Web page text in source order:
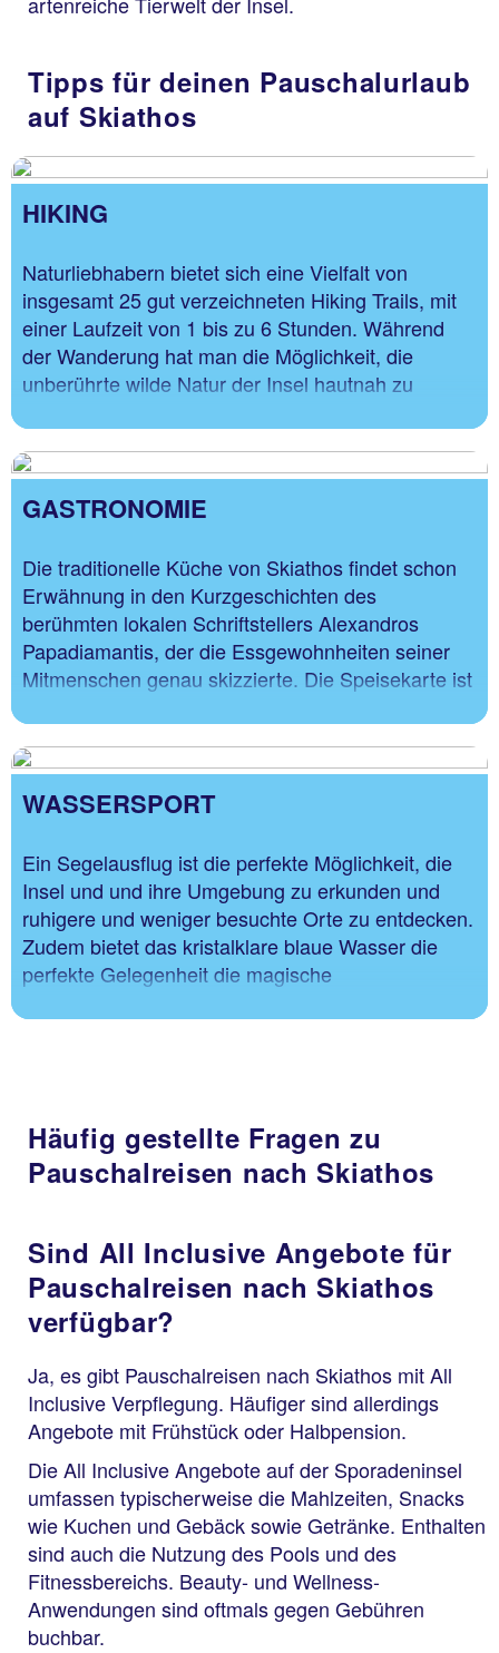
Tipps für deinen Pauschalurlaub
auf Skiathos
HIKING
Naturliebhabern bietet sich eine Vielfalt von
insgesamt 25 gut verzeichneten Hiking Trails, mit
einer Laufzeit von 1 bis zu 6 Stunden. Während
der Wanderung hat man die Möglichkeit, die
unberührte wilde Natur der Insel hautnah zu
Aussichten zu rasten und zu picknicken, die Ruhe
und natürlich Schönheit und weitestgehend
unentdeckte Orte zu erkunden.
GASTRONOMIE
Die traditionelle Küche von Skiathos findet schon
Erwähnung in den Kurzgeschichten des
berühmten lokalen Schriftstellers Alexandros
Papadiamantis, der die Essgewohnheiten seiner
Mitmenschen genau skizzierte. Die Speisekarte ist
verschiedensten Gemüsesorten, entstand eine
Küche, die es in keiner anderen Region
Griechenlands gibt.
WASSERSPORT
Ein Segelausflug ist die perfekte Möglichkeit, die
Insel und und ihre Umgebung zu erkunden und
ruhigere und weniger besuchte Orte zu entdecken.
Zudem bietet das kristalklare blaue Wasser die
perfekte Gelegenheit die magische
oder Bewegung am oder im tiefblauen Wasser
Häufig gestellte Fragen zu
Pauschalreisen nach Skiathos
Sind All Inclusive Angebote für
Pauschalreisen nach Skiathos
verfügbar?
Ja, es gibt Pauschalreisen nach Skiathos mit All
Inclusive Verpflegung. Häufiger sind allerdings
Angebote mit Frühstück oder Halbpension.
Die All Inclusive Angebote auf der Sporadeninsel
umfassen typischerweise die Mahlzeiten, Snacks
wie Kuchen und Gebäck sowie Getränke. Enthalten
sind auch die Nutzung des Pools und des
Fitnessbereichs. Beauty- und Wellness-
Anwendungen sind oftmals gegen Gebühren
buchbar.